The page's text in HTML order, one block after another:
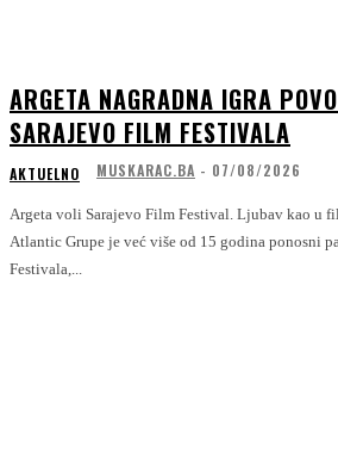
ARGETA NAGRADNA IGRA
SARAJEVO FILM FESTIVALA
AKTUELNO MUSKARAC.BA - 07/08/2026
Argeta voli Sarajevo Film Festival. Ljubav kao u filmovima.
Atlantic Grupe je već više od 15 godina ponosni
Festivala,...